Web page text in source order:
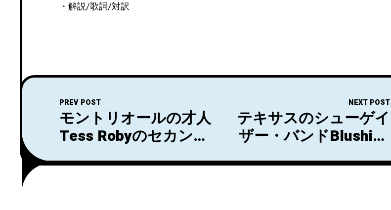
・解説/歌詞/対訳
PREV POST
モントリオールの才人
Tess Robyのセカン
of Space』が4/22にリ
NEXT POST
テキサスのシューゲイ
ザー・バンドBlushing
れたセカンドアルバム